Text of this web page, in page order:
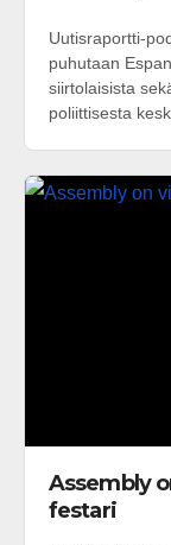
Uutisraportti-
puhutaan
siirtolaisista
poliittisesta
Assembly
festari